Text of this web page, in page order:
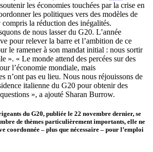
les économies touchées par la crise en
les politiques vers des modèles de
la réduction des inégalités.
de nous lasser du G20. L’année
pour relever la barre et l’ambition de ce
le ramener à son mandat initial : nous sortir
». « Le monde attend des percées sur des
l’économie mondiale, mais
n’ont pas eu lieu. Nous nous réjouissons de
italienne du G20 pour obtenir des
», a ajouté Sharan Burrow.
du G20, publiée le 22 novembre dernier, se
de thèmes particulièrement importants, elle ne
coordonnée – plus que nécessaire – pour l’emploi